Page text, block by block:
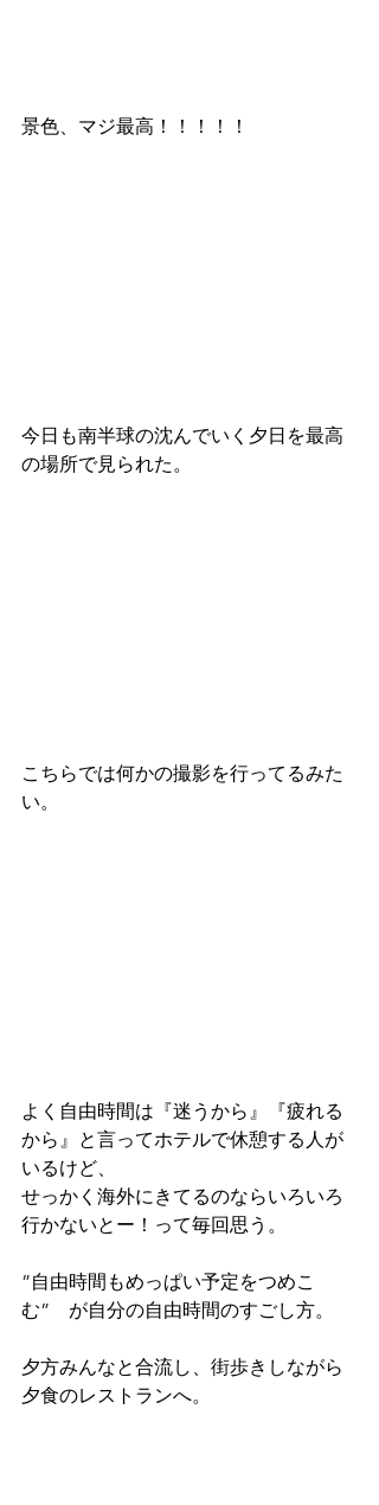
景色、マジ最高！！！！！
今日も南半球の沈んでいく夕日を最高
の場所で見られた。
こちらでは何かの撮影を行ってるみた
い。
よく自由時間は『迷うから』『疲れる
から』と言ってホテルで休憩する人が
いるけど、
せっかく海外にきてるのならいろいろ
行かないとー！って毎回思う。
”自由時間もめっぱい予定をつめこ
む”　が自分の自由時間のすごし方。
夕方みんなと合流し、街歩きしながら
夕食のレストランへ。